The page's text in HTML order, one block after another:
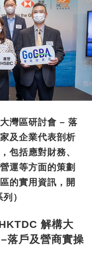
灣區研討會 – 落
及企業代表剖析
包括應對財務、
運等方面的策劃
的實用資訊，開
）
解構大
落戶及營商實操